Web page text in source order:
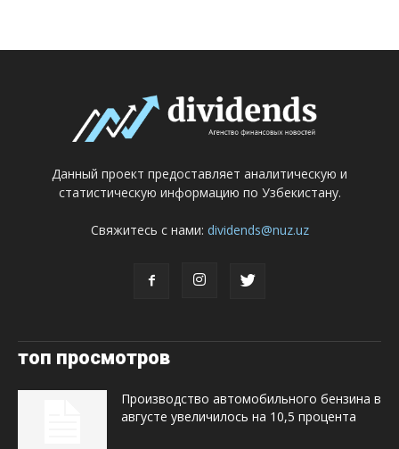
Данный проект предоставляет аналитическую и
статистическую информацию по Узбекистану.
Свяжитесь с нами: dividends@nuz.uz
топ просмотров
Производство автомобильного бензина в
августе увеличилось на 10,5 процента